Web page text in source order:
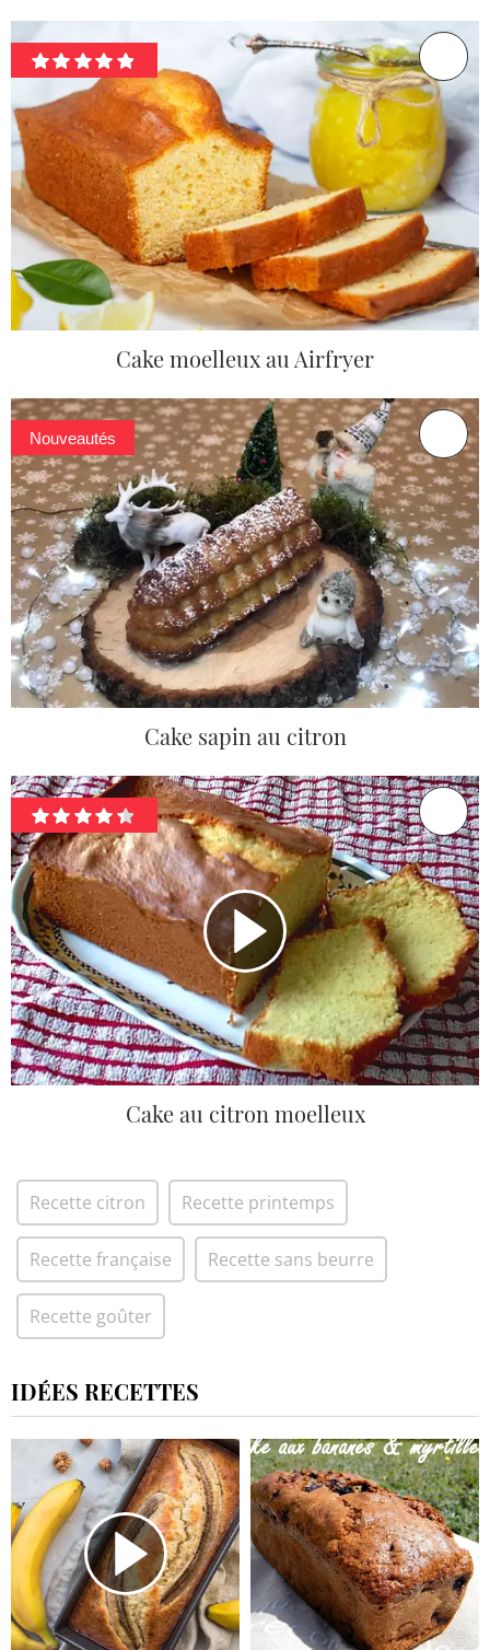
Cake moelleux au Airfryer
Nouveautés
Cake sapin au citron
Cake au citron moelleux
Recette citron Recette printemps
Recette française Recette sans beurre
Recette goûter
IDÉES RECETTES